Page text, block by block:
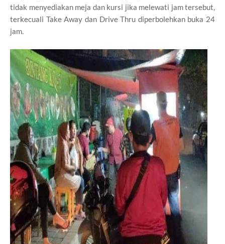
tidak menyediakan meja dan kursi jika melewati jam tersebut,
terkecuali Take Away dan Drive Thru diperbolehkan buka 24
jam.